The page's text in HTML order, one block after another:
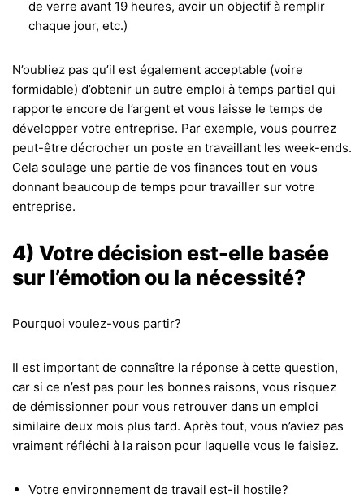
de verre avant 19 heures, avoir un objectif à remplir
chaque jour, etc.)
N’oubliez pas qu’il est également acceptable (voire
formidable) d’obtenir un autre emploi à temps partiel qui
rapporte encore de l’argent et vous laisse le temps de
développer votre entreprise. Par exemple, vous pourrez
peut-être décrocher un poste en travaillant les week-ends.
Cela soulage une partie de vos finances tout en vous
donnant beaucoup de temps pour travailler sur votre
entreprise.
4) Votre décision est-elle basée
sur l’émotion ou la nécessité?
Pourquoi voulez-vous partir?
Il est important de connaître la réponse à cette question,
car si ce n’est pas pour les bonnes raisons, vous risquez
de démissionner pour vous retrouver dans un emploi
similaire deux mois plus tard. Après tout, vous n’aviez pas
vraiment réfléchi à la raison pour laquelle vous le faisiez.
Votre environnement de travail est-il hostile?